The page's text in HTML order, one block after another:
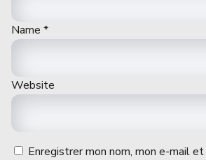
Name *
Website
Enregistrer mon nom, mon e-mail